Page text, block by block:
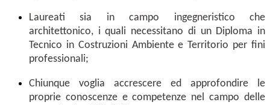
Laureati sia in campo ingegneristico che
architettonico, i quali necessitano di un Diploma in
Tecnico in Costruzioni Ambiente e Territorio per fini
professionali;
Chiunque voglia accrescere ed approfondire le
proprie conoscenze e competenze nel campo delle